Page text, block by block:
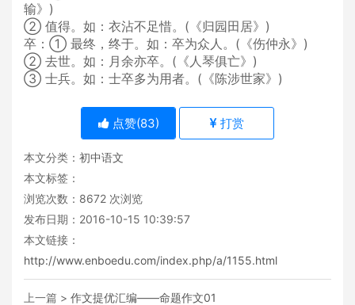
输》)
② 值得。如：衣沾不足惜。(《归园田居》)
卒：① 最终，终于。如：卒为众人。(《伤仲永》)
② 去世。如：月余亦卒。(《人琴俱亡》)
③ 士兵。如：士卒多为用者。(《陈涉世家》)
点赞(83) 打赏
本文分类： 初中语文
本文标签：
浏览次数： 8672 次浏览
发布日期：2016-10-15 10:39:57
本文链接：
http://www.enboedu.com/index.php/a/1155.html
上一篇 > 作文提优汇编——命题作文01